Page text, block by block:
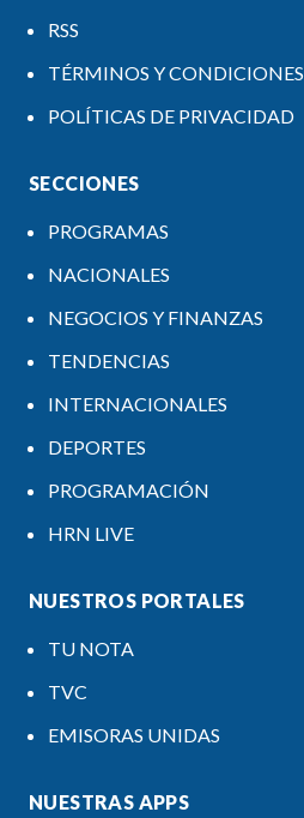
RSS
TÉRMINOS Y CONDICIONES
POLÍTICAS DE PRIVACIDAD
SECCIONES
PROGRAMAS
NACIONALES
NEGOCIOS Y FINANZAS
TENDENCIAS
INTERNACIONALES
DEPORTES
PROGRAMACIÓN
HRN LIVE
NUESTROS PORTALES
TU NOTA
TVC
EMISORAS UNIDAS
NUESTRAS APPS